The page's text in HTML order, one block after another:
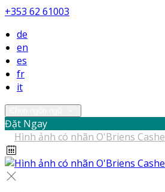
+353 62 61003
de
en
es
fr
it
Đặt Ngay